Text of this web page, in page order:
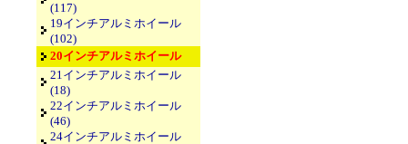
(117)
19インチアルミホイール
(102)
20インチアルミホイール
21インチアルミホイール
(18)
22インチアルミホイール
(46)
24インチアルミホイール